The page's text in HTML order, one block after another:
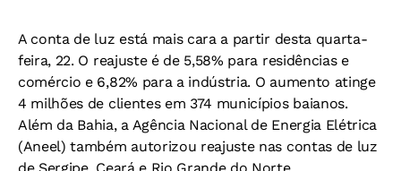
A conta de luz está mais cara a partir desta quarta-
feira, 22. O reajuste é de 5,58% para residências e
comércio e 6,82% para a indústria. O aumento atinge
4 milhões de clientes em 374 municípios baianos.
Além da Bahia, a Agência Nacional de Energia Elétrica
(Aneel) também autorizou reajuste nas contas de luz